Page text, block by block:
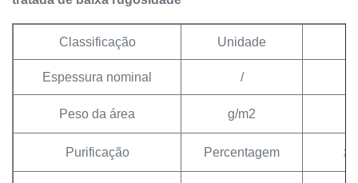
Classificação Unidade
Espessura nominal /
Peso da área g/m2
Purificação Percentagem ≥